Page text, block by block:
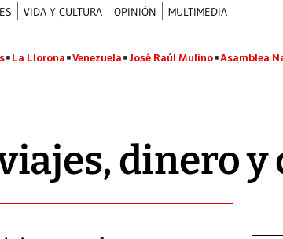
VIDA Y CULTURA OPINIÓN MULTIMEDIA
La Llorona Venezuela José Raúl Mulino Asamblea
dinero y